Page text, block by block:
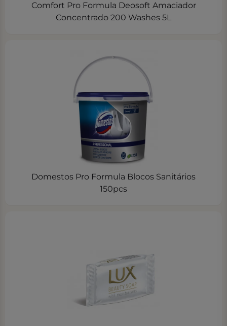
Comfort Pro Formula Deosoft Amaciador
Concentrado 200 Washes 5L
Domestos Pro Formula Blocos Sanitários
150pcs